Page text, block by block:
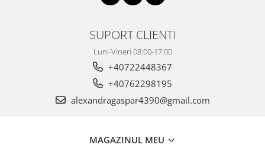
SUPORT CLIENTI
Luni-Vineri 08:00-17:00
+40722448367
+40762298195
alexandragaspar4390@gmail.com
MAGAZINUL MEU